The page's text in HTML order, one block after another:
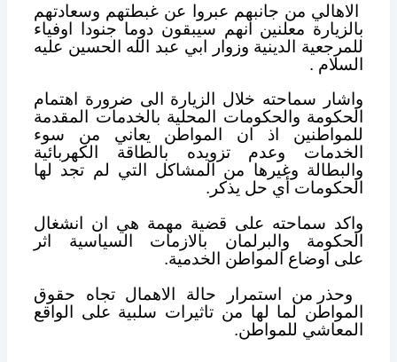
الاهالي من جانبهم عبروا عن غبطتهم وسعادتهم
بالزيارة معلنين انهم سيبقون دوما جنودا اوفياء
للمرجعية الدينية وزوار ابي عبد الله الحسين عليه
السلام .
واشار سماحته خلال الزيارة الى ضرورة اهتمام
الحكومة والحكومات المحلية بالخدمات المقدمة
للمواطنين اذ ان المواطن يعاني من سوء
الخدمات وعدم تزويده بالطاقة الكهربائية
والبطالة وغيرها من المشاكل التي لم تجد لها
الحكومات أي حل يذكر.
واكد سماحته على قضية مهمة هي ان انشغال
الحكومة والبرلمان بالازمات السياسية اثر
على اوضاع المواطن الخدمية.
وحذر من استمرار حالة الاهمال تجاه حقوق
المواطن لما لها من تاثيرات سلبية على الواقع
المعاشي للمواطن.